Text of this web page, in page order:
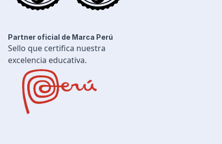
Partner oficial de Marca Perú
Sello que certifica nuestra
excelencia educativa.